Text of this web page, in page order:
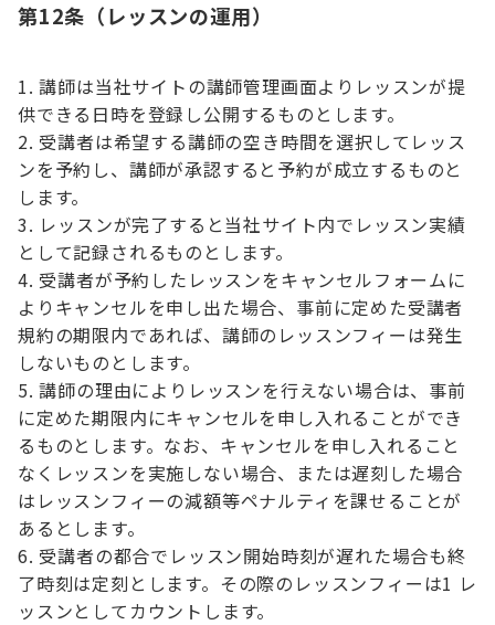
第12条（レッスンの運用）
講師は当社サイトの講師管理画面よりレッスンが提
供できる日時を登録し公開するものとします。
受講者は希望する講師の空き時間を選択してレッス
ンを予約し、講師が承認すると予約が成立するものと
します。
レッスンが完了すると当社サイト内でレッスン実績
として記録されるものとします。
受講者が予約したレッスンをキャンセルフォームに
よりキャンセルを申し出た場合、事前に定めた受講者
規約の期限内であれば、講師のレッスンフィーは発生
しないものとします。
講師の理由によりレッスンを行えない場合は、事前
に定めた期限内にキャンセルを申し入れることができ
るものとします。なお、キャンセルを申し入れること
なくレッスンを実施しない場合、または遅刻した場合
はレッスンフィーの減額等ペナルティを課せることが
あるとします。
受講者の都合でレッスン開始時刻が遅れた場合も終
了時刻は定刻とします。その際のレッスンフィーは1 レ
ッスンとしてカウントします。